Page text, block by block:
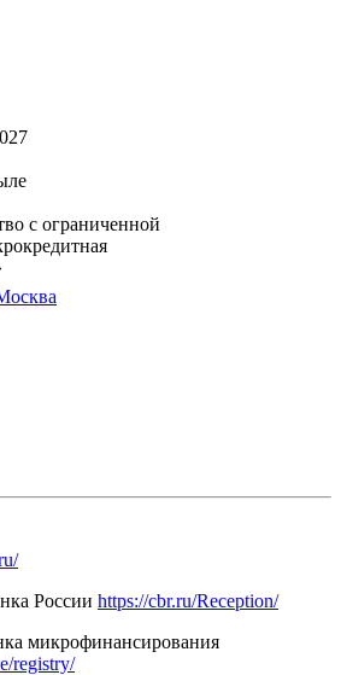
с ограниченной
России https://cbr.ru/Reception/
микрофинансирования
registry/